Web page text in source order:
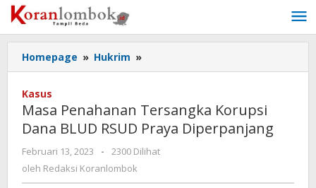
Lewati
ke
konten
Homepage » Hukrim »
Penahanan
Dana
BLUD
RSUD
Kasus
Masa Penahanan Tersangka Korupsi
Dana BLUD RSUD Praya Diperpanjang
Februari 13, 2023
oleh
Redaksi
-
2300 Dilihat
oleh Redaksi Koranlombok